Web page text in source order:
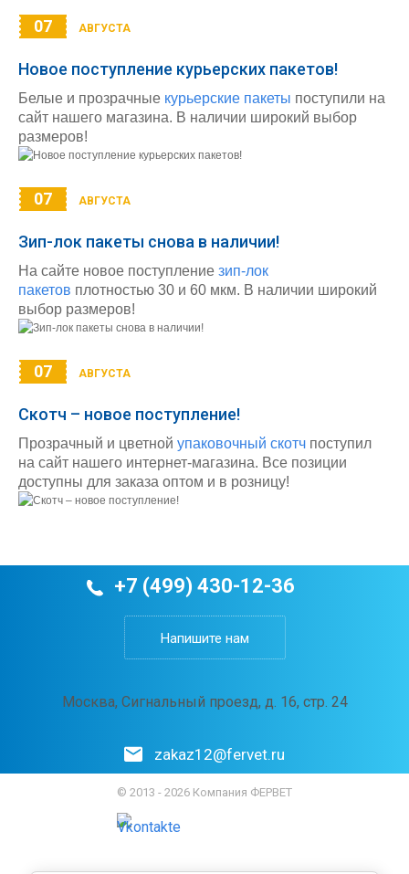
07 АВГУСТА
Новое поступление курьерских пакетов!
Белые и прозрачные курьерские пакеты поступили на
сайт нашего магазина. В наличии широкий выбор
размеров!
07 АВГУСТА
Зип-лок пакеты снова в наличии!
На сайте новое поступление зип-лок
пакетов плотностью 30 и 60 мкм. В наличии широкий
выбор размеров!
07 АВГУСТА
Скотч – новое поступление!
Прозрачный и цветной упаковочный скотч поступил
на сайт нашего интернет-магазина. Все позиции
доступны для заказа оптом и в розницу!
+7 (499) 430-12-36
Напишите нам
Москва, Сигнальный проезд, д. 16, стр. 24
zakaz12@fervet.ru
© 2013 - 2026 Компания ФЕРВЕТ